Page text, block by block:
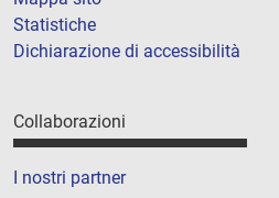
Statistiche
Dichiarazione di accessibilità
Collaborazioni
I nostri partner